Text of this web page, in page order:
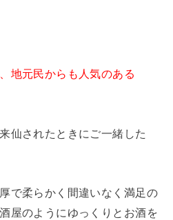
地元民からも人気のある
仙されたときにご一緒した
で柔らかく間違いなく満足の
屋のようにゆっくりとお酒を